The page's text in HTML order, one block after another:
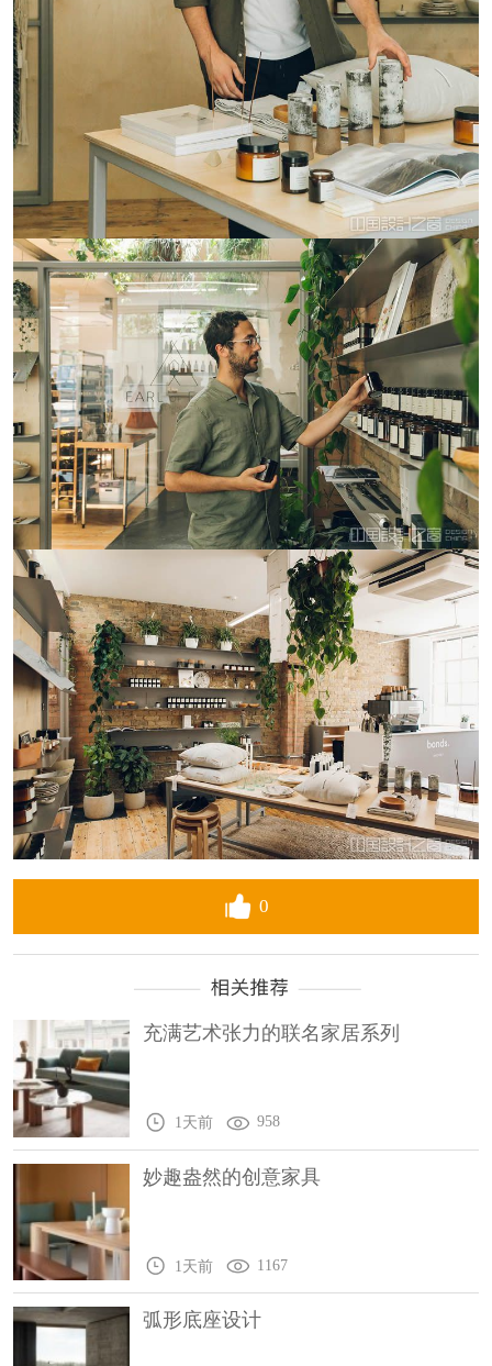
0
充满艺术张力的联名家居系列
1天前 958
妙趣盎然的创意家具
1天前 1167
弧形底座设计